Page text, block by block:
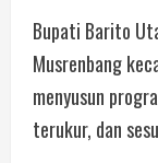
Bupati Barito
Musrenbang
menyusun
terukur, dan